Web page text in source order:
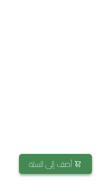
أضف إلى السلة